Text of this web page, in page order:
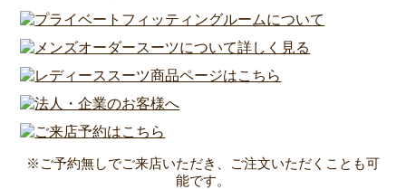
※ご予約無しでご来店いただき、ご注文いただくことも可
能です。